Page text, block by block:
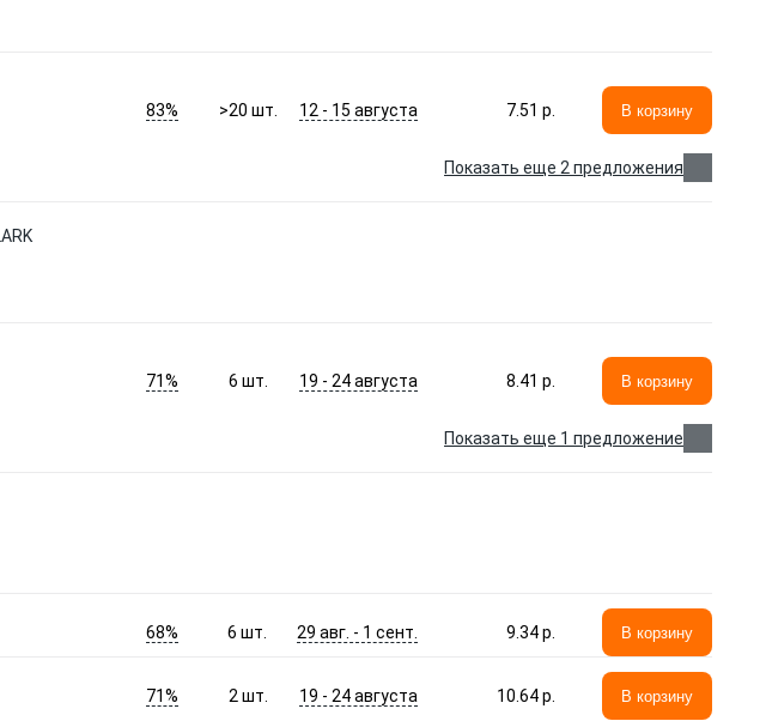
83% >20 шт. 12 - 15 августа 7.51 p. В корзину
Показать еще 2 предложения
71% 6 шт. 19 - 24 августа 8.41 p. В корзину
Показать еще 1 предложение
68% 6 шт. 29 авг. - 1 сент. 9.34 p. В корзину
71% 2 шт. 19 - 24 августа 10.64 p. В корзину